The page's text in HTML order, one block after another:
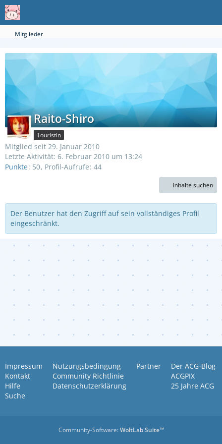
Mitglieder
Raito-Shiro
Touristin
Mitglied seit 29. Januar 2010
Letzte Aktivität: 6. Februar 2010 um 13:24
Punkte 50 Profil-Aufrufe 44
Inhalte suchen
Der Benutzer hat den Zugriff auf sein vollständiges Profil
eingeschränkt.
Impressum
Kontakt
Hilfe
Suche
Nutzungsbedingung
Community Richtlinie
Datenschutzerklärung
Partner
Der ACG-Blog
ACGPIX
25 Jahre ACG
Community-Software:WoltLab Suite™